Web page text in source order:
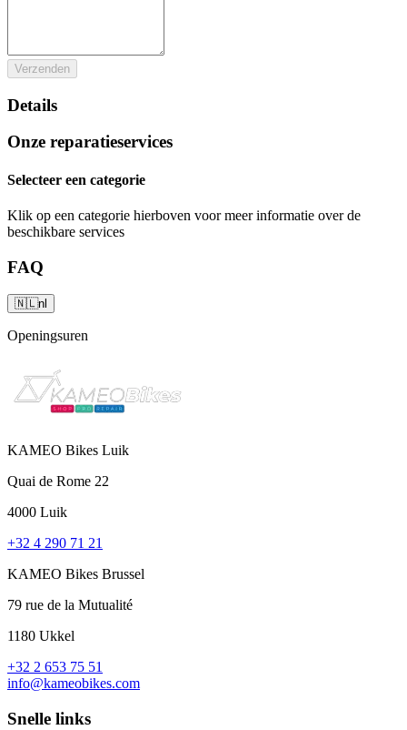
Verzenden
Details
Onze reparatieservices
Selecteer een categorie
Klik op een categorie hierboven voor meer informatie over de
beschikbare services
FAQ
🇳🇱nl
Openingsuren
KAMEO Bikes Luik
Quai de Rome 22
4000 Luik
+32 4 290 71 21
KAMEO Bikes Brussel
79 rue de la Mutualité
1180 Ukkel
+32 2 653 75 51
info@kameobikes.com
Snelle links